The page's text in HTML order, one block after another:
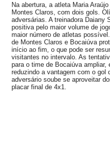
Na abertura, a atleta Maria
Montes Claros, com dois gols.
adversárias. A treinadora Daiany
positiva pelo maior volume de
maior número de atletas
de Montes Claros e Bocaiúva
início ao fim, o que pode ser
visitantes no intervalo. As
para o time de Bocaiúva
reduzindo a vantagem com o gol
adversário soube se aproveitar
placar final de 4x1.